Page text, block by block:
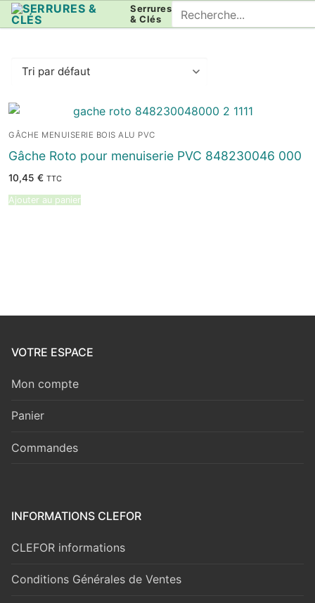
Aller
au
Serrures
& Clés
Rechercher
:
GÂCHE MENUISERIE BOIS ALU PVC
Gâche Roto pour menuiserie PVC 848230046 000
10,45 € TTC
Ajouter au panier
VOTRE ESPACE
Mon compte
Panier
Commandes
INFORMATIONS CLEFOR
CLEFOR informations
Conditions Générales de Ventes